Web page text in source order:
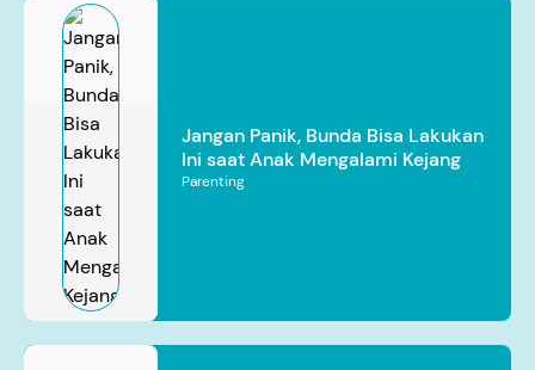
Jangan Panik, Bunda Bisa Lakukan
Ini saat Anak Mengalami Kejang
Parenting